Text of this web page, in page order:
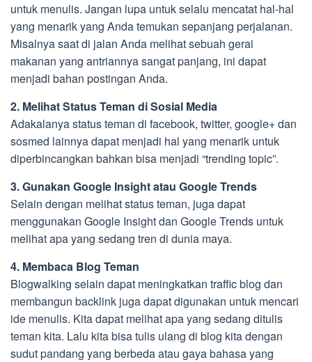
untuk menulis. Jangan lupa untuk selalu mencatat hal-hal
yang menarik yang Anda temukan sepanjang perjalanan.
Misalnya saat di jalan Anda melihat sebuah gerai
makanan yang antriannya sangat panjang, ini dapat
menjadi bahan postingan Anda.
2. Melihat Status Teman di Sosial Media
Adakalanya status teman di facebook, twitter, google+ dan
sosmed lainnya dapat menjadi hal yang menarik untuk
diperbincangkan bahkan bisa menjadi “trending topic”.
3. Gunakan Google Insight atau Google Trends
Selain dengan melihat status teman, juga dapat
menggunakan Google Insight dan Google Trends untuk
melihat apa yang sedang tren di dunia maya.
4. Membaca Blog Teman
Blogwalking selain dapat meningkatkan traffic blog dan
membangun backlink juga dapat digunakan untuk mencari
ide menulis. Kita dapat melihat apa yang sedang ditulis
teman kita. Lalu kita bisa tulis ulang di blog kita dengan
sudut pandang yang berbeda atau gaya bahasa yang